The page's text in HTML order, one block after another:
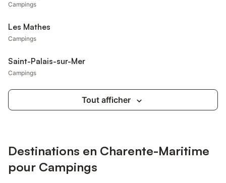
Campings
Les Mathes
Campings
Saint-Palais-sur-Mer
Campings
Tout afficher
Destinations en Charente-Maritime
pour Campings